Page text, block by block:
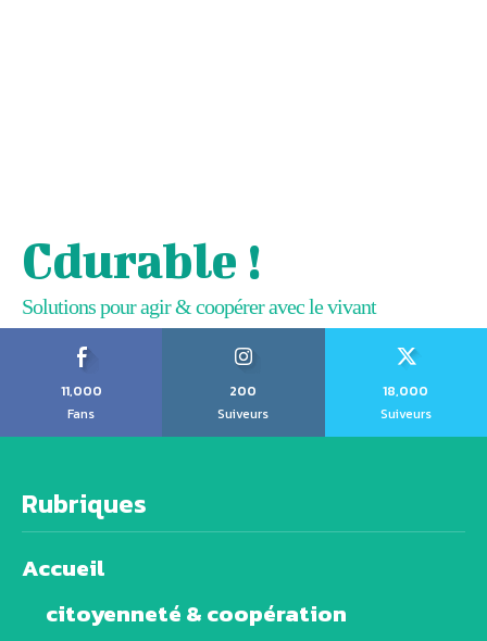
Cdurable !
Solutions pour agir & coopérer avec le vivant
11,000
Fans
200
Suiveurs
18,000
Suiveurs
Rubriques
Accueil
citoyenneté & coopération